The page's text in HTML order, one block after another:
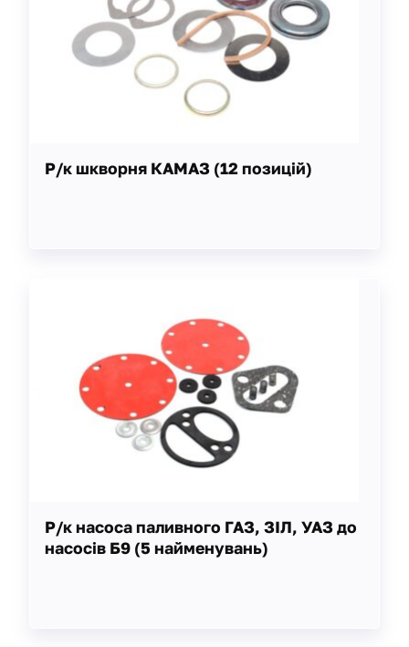
Р/к шкворня КАМАЗ (12 позицій)
Р/к насоса паливного ГАЗ, ЗІЛ, УАЗ до
насосів Б9 (5 найменувань)